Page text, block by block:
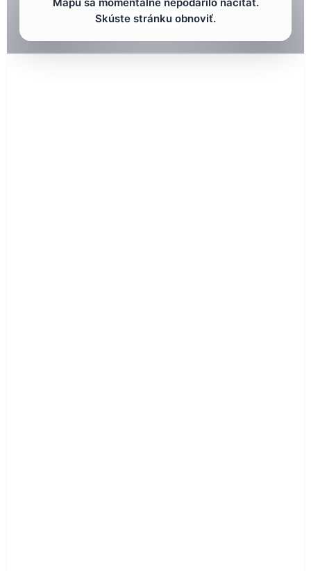
Mapu sa momentálne nepodarilo načítať.
Skúste stránku obnoviť.